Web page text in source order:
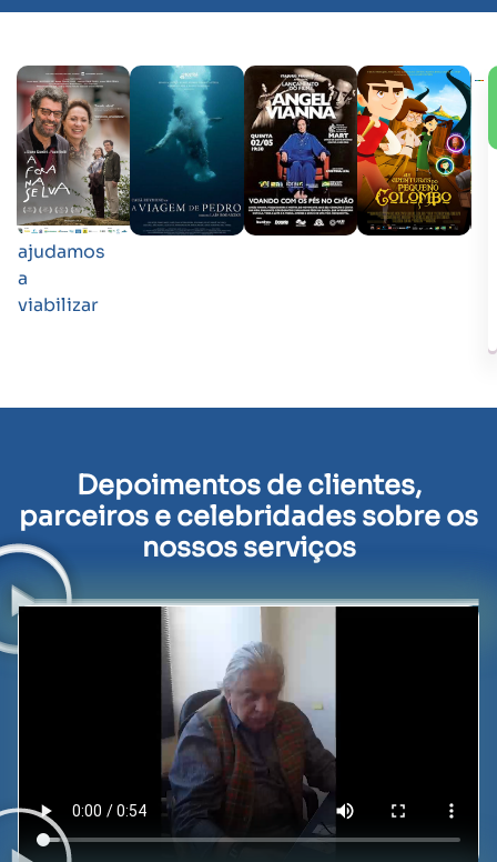
Cases
de
Sucesso
Projetos
que
ajudamos
a
viabilizar
Depoimentos de clientes,
parceiros e celebridades sobre os
nossos serviços